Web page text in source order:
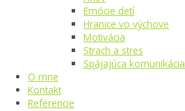
Emócie detí
Hranice vo výchove
Motivácia
Strach a stres
Spájajúca komunikácia
O mne
Kontakt
Referencie